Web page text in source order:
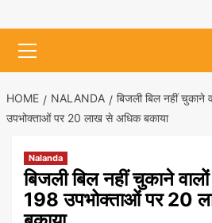
Menu
HOME NALANDA
बिजली बिल नहीं चुकाने
उपभोक्ताओं पर 20 लाख से अधिक बकाया
Nalanda
बिजली बिल नहीं चुकाने
198 उपभोक्ताओं पर 20